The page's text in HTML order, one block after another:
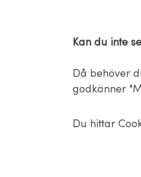
Kan du inte
Då behöver
godkänner
Du hittar